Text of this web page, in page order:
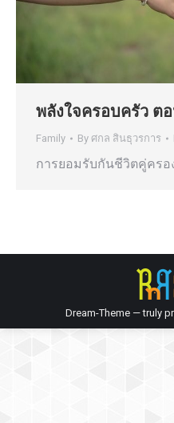
พลังใจครอบครัว ต
Family By ศกล สินธุวรการ
การยอมรับกันชีวิตคู่ครอ
Dream-Theme — truly